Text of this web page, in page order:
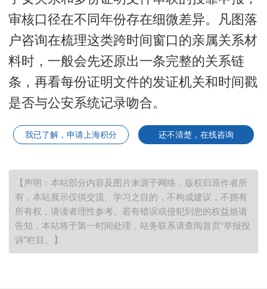
审核口径在不同年份存在细微差异。凡图落
户咨询在梳理这类跨时间窗口的亲属关系材
料时，一般会先还原出一条完整的关系链
条，再看每份证明文件的发证机关和时间戳
是否与公安系统记录吻合。
我已了解，申请上海积分 还不清楚，在线咨询
【声明：本站部分内容及图片来源于网络，版权归原作者所
有，本站展示仅供交流、学习之目的，不构成建议，不拥有
所有权，请读者理性参考。若有错误或侵犯到您的权益烦请
告知，本站将于第一时间处理，站务联系请查阅首页“举报投
诉”栏目。】